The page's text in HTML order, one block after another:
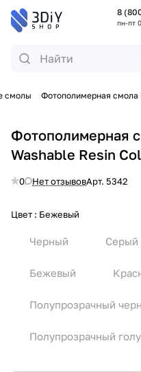
8
пн-пт
смолы Фотополимерная смола
Фотополимерная
Washable Resin
0 Нет отзывовАрт. 5342
Цвет : Бежевый
Черный Серый
Бежевый
Полупрозрачный
Полупрозрачный